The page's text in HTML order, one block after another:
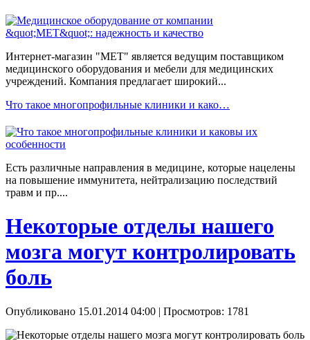
Интернет-магазин "МЕТ" является ведущим поставщиком
медицинского оборудования и мебели для медицинских
учреждений. Компания предлагает широкий...
Что такое многопрофильные клиники и како…
Есть различные направления в медицине, которые нацелены
на повышение иммунитета, нейтрализацию последствий
травм и пр....
Некоторые отделы нашего
мозга могут контролировать
боль
Опубликовано 15.01.2014 04:00 | Просмотров: 1781